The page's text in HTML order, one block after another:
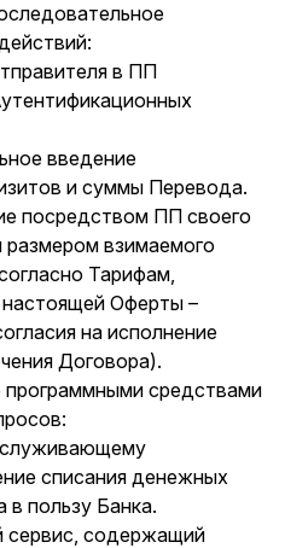
в ПП
введение
и суммы Перевода.
посредством ПП своего
размером взимаемого
Тарифам,
Оферты –
на исполнение
Договора).
программными средствами
списания денежных
пользу Банка.
сервис, содержащий